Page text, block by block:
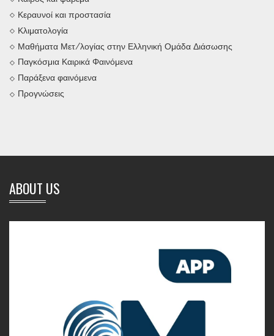
Κεραυνοί και προστασία
Κλιματολογία
Μαθήματα Μετ/λογίας στην Ελληνική Ομάδα Διάσωσης
Παγκόσμια Καιρικά Φαινόμενα
Παράξενα φαινόμενα
Προγνώσεις
ABOUT US